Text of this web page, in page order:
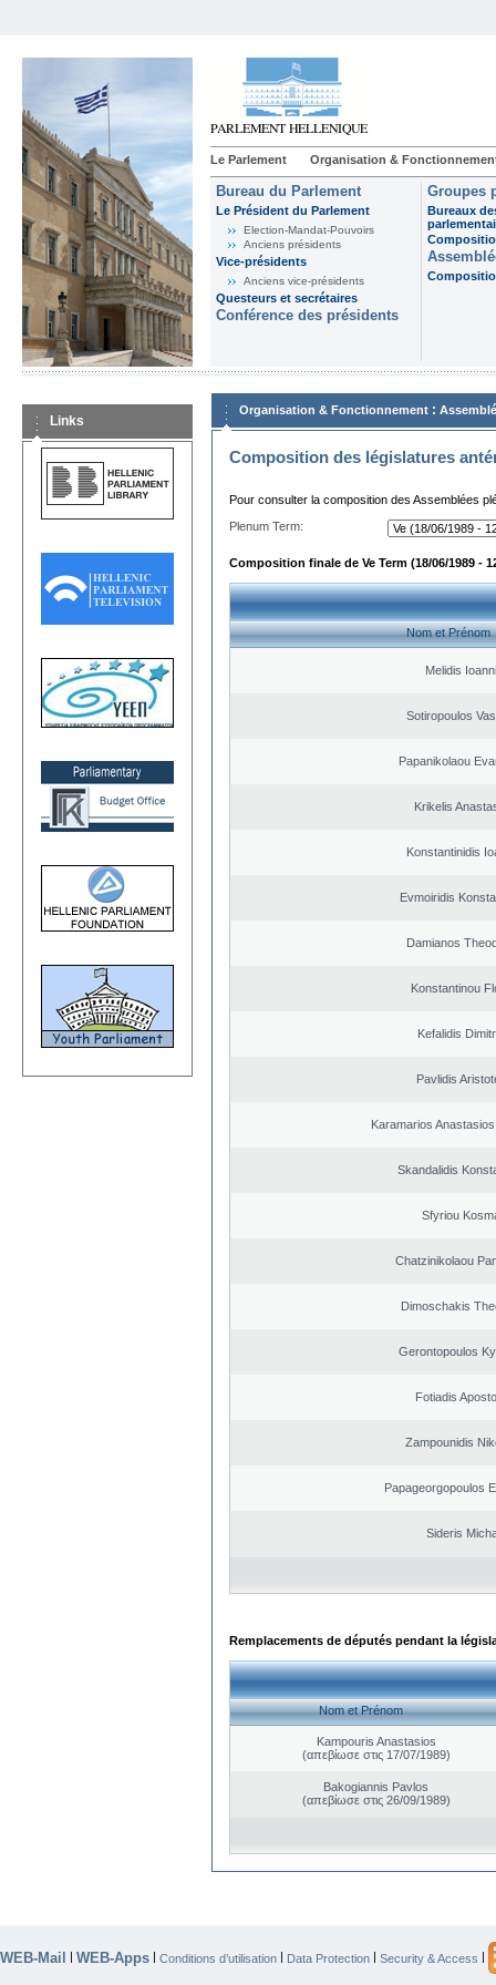
Le Parlement Organisation &
Bureau du Parlement
Le Président du Parlement
Election-Mandat-Pouvoirs
Anciens présidents
Vice-présidents
Anciens vice-présidents
Questeurs et secrétaires
Conférence des présidents
Groupes
Bureaux
Links
Organisation & Fonctionnement :
Composition des législatures
Pour consulter la composition des Assemblées
Plenum Term:
Composition finale de Ve Term (18/06/1989 -
Nom et Prénom
Melidis
Sotiropoulos
Papanikolaou
Krikelis
Konstantinidis
Evmoiridis
Damianos
Konstantinou
Kefalidis
Pavlidis
Karamarios
Skandalidis
Sfyriou
Chatzinikolaou
Dimoschakis
Gerontopoulos
Fotiadis
Zampounidis
Papageorgopoulos
Sideris
Remplacements de députés pendant la
Nom et Prénom
Kampouris Anastasios
(απεβίωσε στις 17/07/1989)
Bakogiannis Pavlos
(απεβίωσε στις 26/09/1989)
WEB-Mail | WEB-Apps | Conditions d’utilisation | Data Protection | Security & Access |